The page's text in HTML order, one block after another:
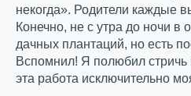
некогда». Родители каждые
Конечно, не с утра до ночи в
дачных плантаций, но есть
Вспомнил! Я полюбил стричь
эта работа исключительно